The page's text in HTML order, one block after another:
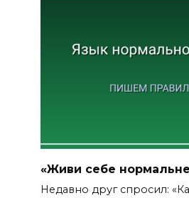
«Живи себе
Недавно друг спросил: